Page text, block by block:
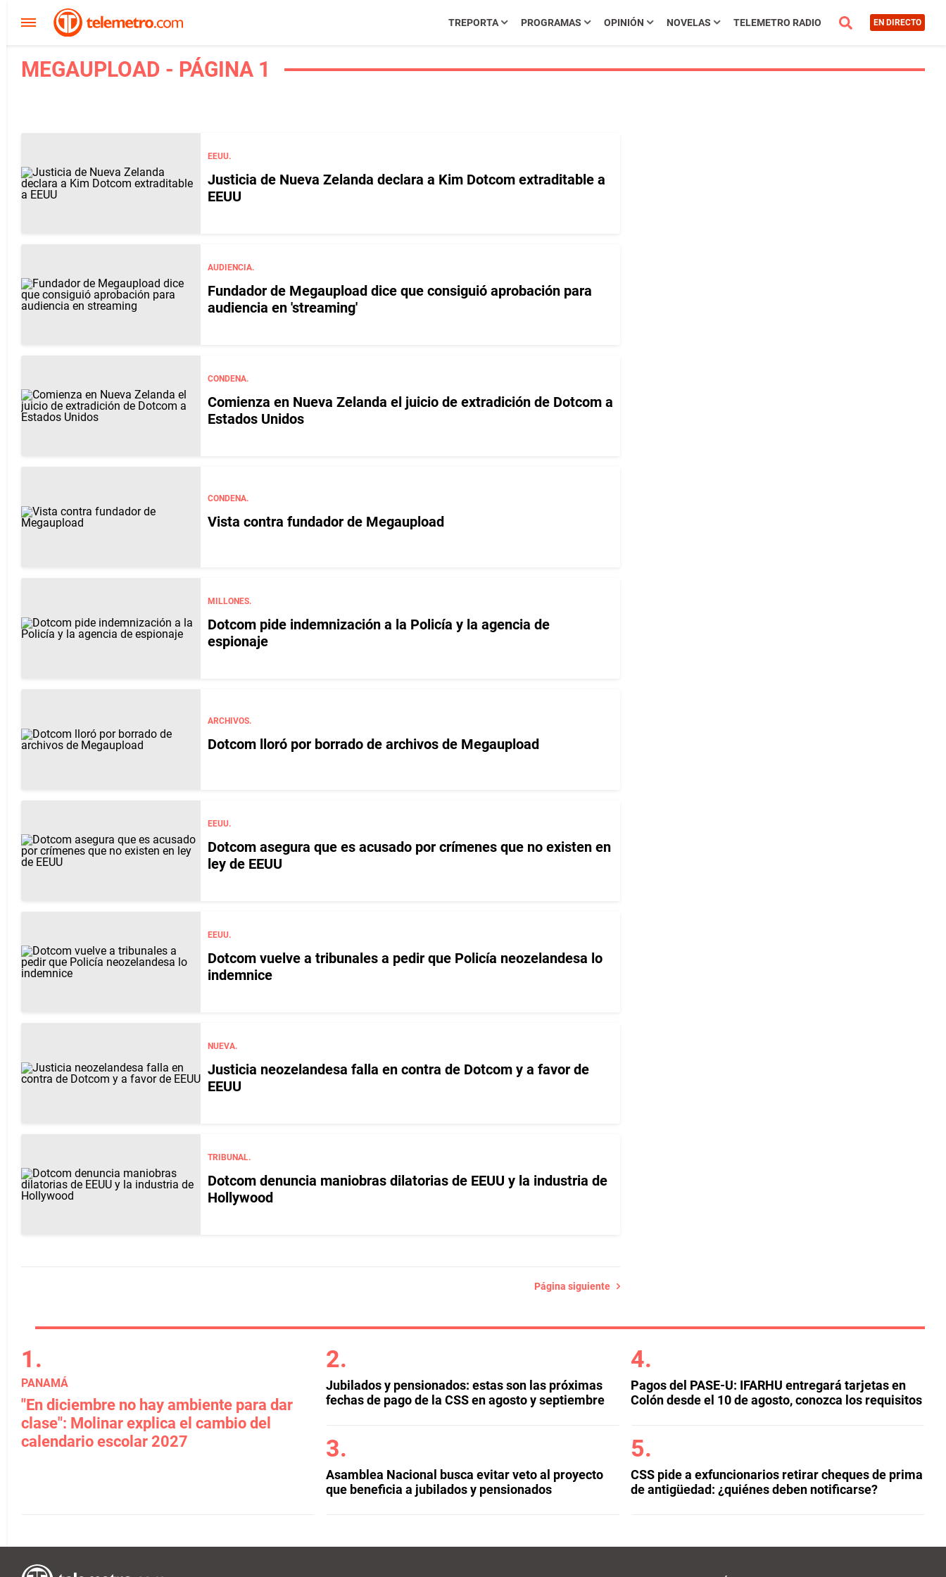
TREPORTA PROGRAMAS OPINIÓN NOVELAS TELEMETRO RADIO EN DIRECTO
MEGAUPLOAD - PÁGINA 1
EEUU.
Justicia de Nueva Zelanda declara a Kim Dotcom extraditable a
EEUU
AUDIENCIA.
Fundador de Megaupload dice que consiguió aprobación para
audiencia en 'streaming'
CONDENA.
Comienza en Nueva Zelanda el juicio de extradición de Dotcom a
Estados Unidos
CONDENA.
Vista contra fundador de Megaupload
MILLONES.
Dotcom pide indemnización a la Policía y la agencia de
espionaje
ARCHIVOS.
Dotcom lloró por borrado de archivos de Megaupload
EEUU.
Dotcom asegura que es acusado por crímenes que no existen en
ley de EEUU
EEUU.
Dotcom vuelve a tribunales a pedir que Policía neozelandesa lo
indemnice
NUEVA.
Justicia neozelandesa falla en contra de Dotcom y a favor de
EEUU
TRIBUNAL.
Dotcom denuncia maniobras dilatorias de EEUU y la industria de
Hollywood
Página siguiente
PANAMÁ
"En diciembre no hay ambiente para dar
clase": Molinar explica el cambio del
calendario escolar 2027
Jubilados y pensionados: estas son las próximas
fechas de pago de la CSS en agosto y septiembre
Asamblea Nacional busca evitar veto al proyecto
que beneficia a jubilados y pensionados
Pagos del PASE-U: IFARHU entregará tarjetas en
Colón desde el 10 de agosto, conozca los requisitos
CSS pide a exfuncionarios retirar cheques de prima
de antigüedad: ¿quiénes deben notificarse?